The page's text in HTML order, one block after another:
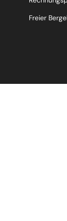
Freier